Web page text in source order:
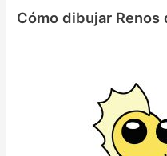
Cómo dibujar Renos